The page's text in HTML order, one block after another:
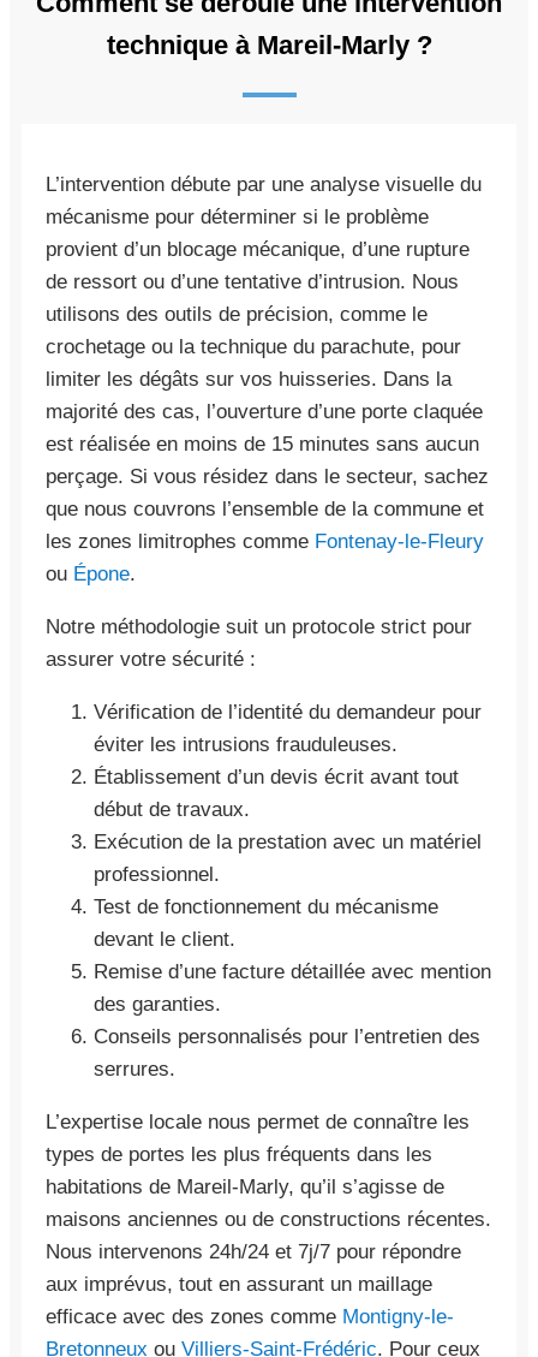
technique à Mareil-Marly ?
L’intervention débute par une analyse visuelle du
mécanisme pour déterminer si le problème
provient d’un blocage mécanique, d’une rupture
de ressort ou d’une tentative d’intrusion. Nous
utilisons des outils de précision, comme le
crochetage ou la technique du parachute, pour
limiter les dégâts sur vos huisseries. Dans la
majorité des cas, l’ouverture d’une porte claquée
est réalisée en moins de 15 minutes sans aucun
perçage. Si vous résidez dans le secteur, sachez
que nous couvrons l’ensemble de la commune et
les zones limitrophes comme Fontenay-le-Fleury
ou Épone.
Notre méthodologie suit un protocole strict pour
assurer votre sécurité :
Vérification de l’identité du demandeur pour
éviter les intrusions frauduleuses.
Établissement d’un devis écrit avant tout
début de travaux.
Exécution de la prestation avec un matériel
professionnel.
Test de fonctionnement du mécanisme
devant le client.
Remise d’une facture détaillée avec mention
des garanties.
Conseils personnalisés pour l’entretien des
serrures.
L’expertise locale nous permet de connaître les
types de portes les plus fréquents dans les
habitations de Mareil-Marly, qu’il s’agisse de
maisons anciennes ou de constructions récentes.
Nous intervenons 24h/24 et 7j/7 pour répondre
aux imprévus, tout en assurant un maillage
efficace avec des zones comme Montigny-le-
Bretonneux ou Villiers-Saint-Frédéric. Pour ceux